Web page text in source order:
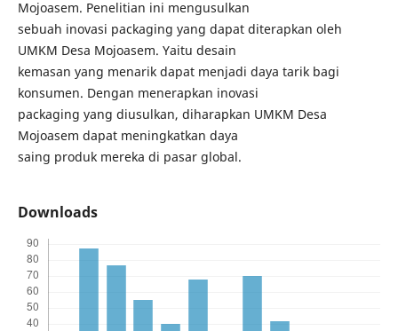
Mojoasem. Penelitian ini mengusulkan
sebuah inovasi packaging yang dapat diterapkan oleh
UMKM Desa Mojoasem. Yaitu desain
kemasan yang menarik dapat menjadi daya tarik bagi
konsumen. Dengan menerapkan inovasi
packaging yang diusulkan, diharapkan UMKM Desa
Mojoasem dapat meningkatkan daya
saing produk mereka di pasar global.
Downloads